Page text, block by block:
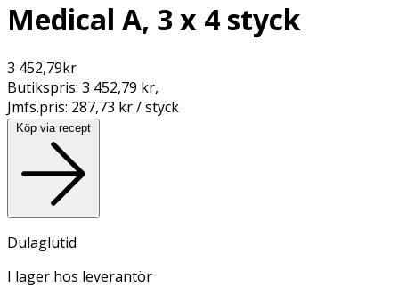
Medical A, 3 x 4 styck
3 452,79kr
Butikspris: 3 452,79 kr,
Jmfs.pris: 287,73 kr / styck
Köp via recept
Dulaglutid
I lager hos leverantör